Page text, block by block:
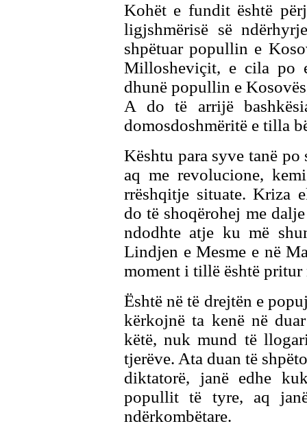
Kohët e fundit është
ligjshmërisë së
shpëtuar popullin e
Millosheviçit, e cila po
dhunë popullin e
A do të arrijë
domosdoshmëritë e tilla
Kështu para syve tanë
aq me revolucione,
rrëshqitje situate. Kriza
do të shoqërohej me
ndodhte atje ku më
Lindjen e Mesme e në
moment i tillë është pritur
Është në të drejtën e
kërkojnë ta kenë në
këtë, nuk mund të
tjerëve. Ata duan të
diktatorë, janë edhe
popullit të tyre, aq
ndërkombëtare.